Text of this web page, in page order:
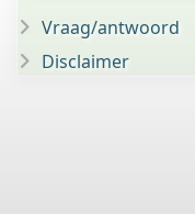
Vraag/antwoord
Disclaimer